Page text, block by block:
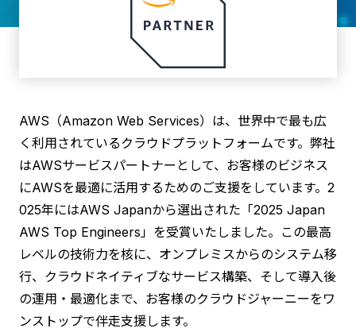
AWS（Amazon Web Services）は、世界中で最も広
く利用されているクラウドプラットフォームです。弊社
はAWSサービスパートナーとして、お客様のビジネス
にAWSを最適に活用するためのご支援をしています。2
025年にはAWS Japanから選出された「2025 Japan
AWS Top Engineers」を受賞いたしました。この最高
レベルの技術力を核に、オンプレミスからのシステム移
行、クラウドネイティブなサービス構築、そして導入後
の運用・最適化まで、お客様のクラウドジャーニーをワ
ンストップで伴走支援します。